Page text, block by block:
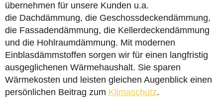
übernehmen für unsere Kunden u.a.
die Dachdämmung, die Geschossdeckendämmung,
die Fassadendämmung, die Kellerdeckendämmung
und die Hohlraumdämmung. Mit modernen
Einblasdämmstoffen sorgen wir für einen langfristig
ausgeglichenen Wärmehaushalt. Sie sparen
Wärmekosten und leisten gleichen Augenblick einen
persönlichen Beitrag zum Klimaschutz.